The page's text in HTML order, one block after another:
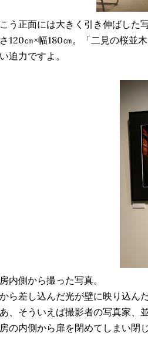
う正面には大きく引き伸ばした
120㎝×幅180㎝。「二見の桜並
迫力ですよ。
内側から撮った写真。
ら差し込んだ光が壁に映り込ん
、そういえば撮影者の写真家、
の内側から扉を閉めてしまい閉